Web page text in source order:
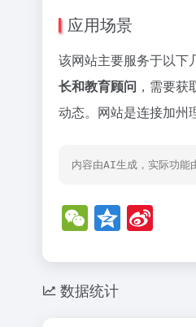
应用场景
该网站主要服务于以下
长和教育顾问 ，需要获
动态。网站是连接加州
内容由AI生成，实际功能
W
e
C
h
Q
z
o a
数据统计